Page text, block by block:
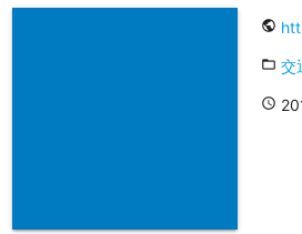
public
folder_open 交
access_time